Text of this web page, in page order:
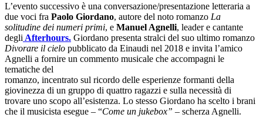
L’evento successivo è una conversazione/presentazione letteraria a
due voci fra Paolo Giordano, autore del noto romanzo La
solitudine dei numeri primi, e Manuel Agnelli, leader e cantante
degli Afterhours. Giordano presenta stralci del suo ultimo romanzo
Divorare il cielo pubblicato da Einaudi nel 2018 e invita l’amico
Agnelli a fornire un commento musicale che accompagni le
tematiche del
romanzo, incentrato sul ricordo delle esperienze formanti della
giovinezza di un gruppo di quattro ragazzi e sulla necessità di
trovare uno scopo all’esistenza. Lo stesso Giordano ha scelto i brani
che il musicista esegue – “Come un jukebox” – scherza Agnelli.